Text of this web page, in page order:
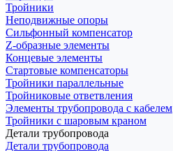
Тройники
Неподвижные опоры
Cильфонный компенсатор
Z-образные элементы
Концевые элементы
Стартовые компенсаторы
Тройники параллельные
Тройниковые ответвления
Элементы трубопровода с кабелем
Тройники с шаровым краном
Детали трубопровода
Детали трубопровода